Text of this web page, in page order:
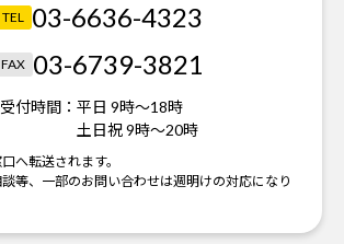
TEL 03-6636-4323
FAX 03-6739-3821
受付時間： 平日 9時～18時
土日祝 9時～20時
へ転送されます。
等、一部のお問い合わせは週明けの対応になり